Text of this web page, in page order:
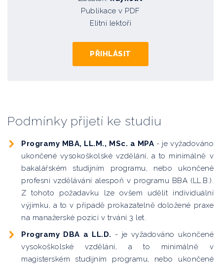
Publikace v PDF
Elitní lektoři
PŘIHLÁSIT
Podmínky přijetí ke studiu
Programy MBA, LL.M., MSc. a MPA - je vyžadováno
ukončené vysokoškolské vzdělání, a to minimálně v
bakalářském studijním programu, nebo ukončené
profesní vzdělávání alespoň v programu BBA (LL.B.).
Z tohoto požadavku lze ovšem udělit individuální
výjimku, a to v případě prokazatelně doložené praxe
na manažerské pozici v trvání 3 let.
Programy DBA a LL.D. - je vyžadováno ukončené
vysokoškolské vzdělání, a to minimálně v
magisterském studijním programu, nebo ukončené